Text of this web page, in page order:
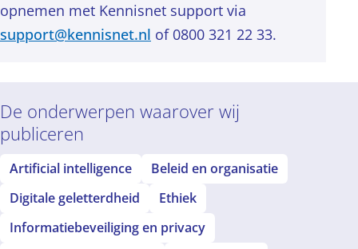
opnemen met Kennisnet support via
support@kennisnet.nl of 0800 321 22 33.
De onderwerpen waarover wij
publiceren
Artificial intelligence
Beleid en organisatie
Digitale geletterdheid
Ethiek
Informatiebeveiliging en privacy